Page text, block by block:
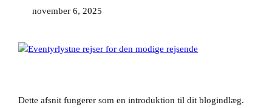
november 6, 2025
Dette afsnit fungerer som en introduktion til dit blogindlæg.